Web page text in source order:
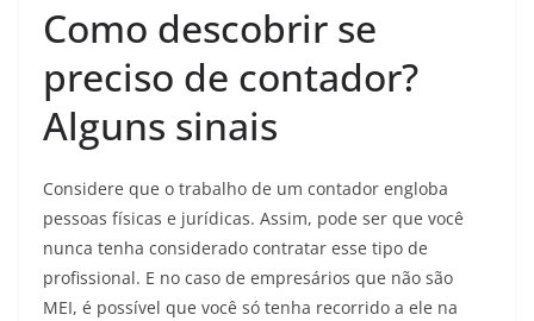
Como descobrir se
preciso de contador?
Alguns sinais
Considere que o trabalho de um contador engloba
pessoas físicas e jurídicas. Assim, pode ser que você
nunca tenha considerado contratar esse tipo de
profissional. E no caso de empresários que não são
MEI, é possível que você só tenha recorrido a ele na